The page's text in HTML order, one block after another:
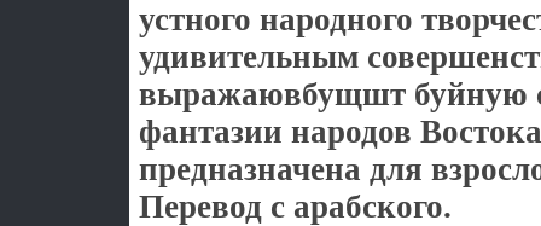
устного народного
удивительным
выражаювбущшт буйную
фантазии народов
предназначена для
Перевод с арабского.